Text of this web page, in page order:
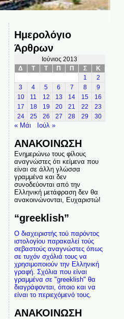
Ημερολόγιο
Άρθρων
Ιούνιος 2013
Δ
Τ Τ Π Π Σ
Κ
1
2
3
4 5 6 7 8
9
10
11 12 13 14 15
16
17
18 19 20 21 22
23
24
25 26 27 28 29 30
« Μάι Ιούλ »
ΑΝΑΚΟΙΝΩΣΗ
Ενημερώνω τους φίλους
αναγνώστες ότι κείμενα που
είναι σε άλλη γλώσσα
γραμμένα και δεν
συνοδεύονται από την
Ελληνική μετάφραση δεν θα
ανακοινώνονται, Ευχαριστώ!
“greeklish”
Ο διαχειριστής τού παρόντος
ιστολογίου παρακαλεί τούς
σεβαστούς αναγνώστες όπως
σε τυχόν σχόλιά τους να
χρησιμοποιούν την Ελληνική
γραφή. Σχόλια που είναι
γραμμένα σε "greeklish" θα
διαγράφονται, όποιο και να
είναι το περιεχόμενό τους.
ΑΝΑΚΟΙΝΩΣΗ